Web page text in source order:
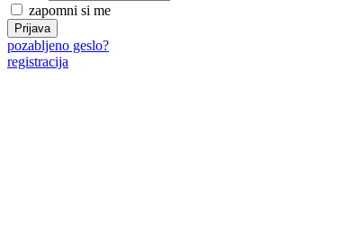
zapomni si me
pozabljeno geslo?
registracija